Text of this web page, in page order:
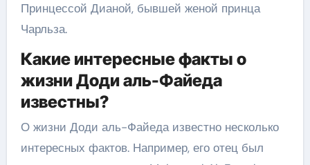
Принцессой Дианой, бывшей женой принца
Чарльза.
Какие интересные факты о
жизни Доди аль-Файеда
известны?
О жизни Доди аль-Файеда известно несколько
интересных фактов. Например, его отец был